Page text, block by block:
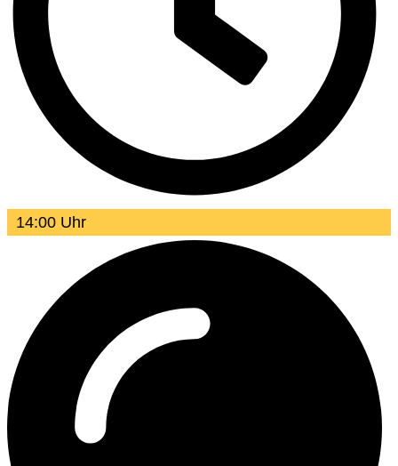
14:00 Uhr